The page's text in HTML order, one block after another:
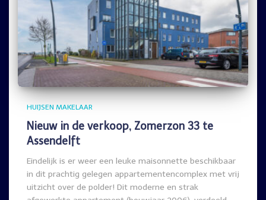
HUIJSEN MAKELAAR
Nieuw in de verkoop, Zomerzon 33 te
Assendelft
Eindelijk is er weer een leuke maisonnette beschikbaar
in dit prachtig gelegen appartementencomplex met vrij
uitzicht over de polder! Dit moderne en strak